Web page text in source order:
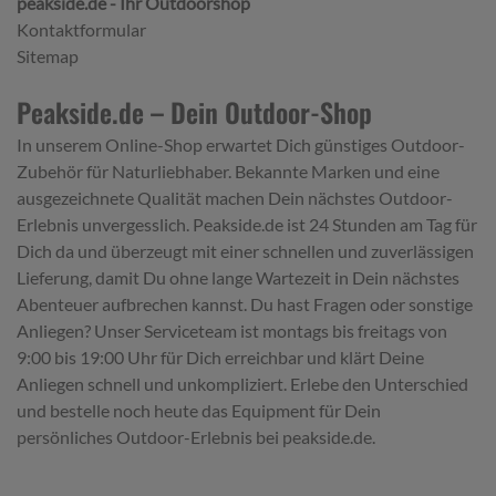
Kinder und Sonnen- oder Polarisationsbrillen
geeignet sind und über ausreichenden UV-Schutz
verfügen.
behandeln, um Schäden zu vermeiden.
Durch die richtige Pflege, den sicheren Umgang und die
Beachtung dieser Hinweise stellen Sie sicher, dass Ihre
Sonnen- und Polarisationsbrillen ihre Schutzfunktion
und Langlebigkeit behalten.
Respekt vor der Natur
Hinterlassen Sie kein Angelgerät oder dessen
Verpackungsmaterialien in der Natur.
Kontaktformular
Sitemap
Peakside.de – Dein Outdoor-Shop
In unserem Online-Shop erwartet Dich günstiges Outdoor-
Zubehör für Naturliebhaber. Bekannte Marken und eine
ausgezeichnete Qualität machen Dein nächstes Outdoor-
Erlebnis unvergesslich. Peakside.de ist 24 Stunden am Tag für
Dich da und überzeugt mit einer schnellen und zuverlässigen
Lieferung, damit Du ohne lange Wartezeit in Dein nächstes
Abenteuer aufbrechen kannst. Du hast Fragen oder sonstige
Anliegen? Unser Serviceteam ist montags bis freitags von
9:00 bis 19:00 Uhr für Dich erreichbar und klärt Deine
Anliegen schnell und unkompliziert. Erlebe den Unterschied
und bestelle noch heute das Equipment für Dein
persönliches Outdoor-Erlebnis bei peakside.de.